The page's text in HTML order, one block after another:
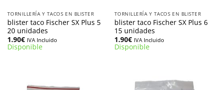
TORNILLERÍA Y TACOS EN BLISTER
blister taco Fischer SX Plus 5
20 unidades
1.90€ IVA Incluido
Disponible
TORNILLERÍA Y TACOS EN BLISTER
blister taco Fischer SX Plus 6
15 unidades
1.90€ IVA Incluido
Disponible